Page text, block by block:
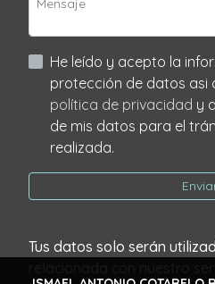
He leído y acepto la información básica sobre
protección
política de privacidad y
de mis datos para el
realizada.
Tus datos solo serán